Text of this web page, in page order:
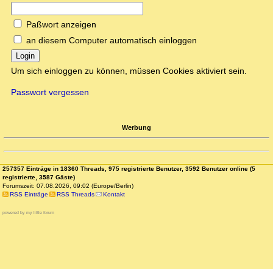
Paßwort anzeigen
an diesem Computer automatisch einloggen
Login
Um sich einloggen zu können, müssen Cookies aktiviert sein.
Passwort vergessen
Werbung
257357 Einträge in 18360 Threads, 975 registrierte Benutzer, 3592 Benutzer online (5
registrierte, 3587 Gäste)
Forumszeit: 07.08.2026, 09:02 (Europe/Berlin)
RSS Einträge
RSS Threads Kontakt
powered by my little forum